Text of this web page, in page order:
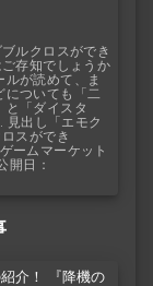
ルクロスができ
存知でしょうか
が読めて、ま
についても「二
と「ダイスタ
見出し「エモク
スができ
ームマーケット
開日：
介！ 『降機の